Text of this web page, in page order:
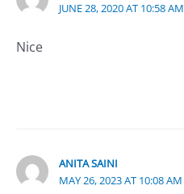
JUNE 28, 2020 AT 10:58 AM
Nice
ANITA SAINI
MAY 26, 2023 AT 10:08 AM